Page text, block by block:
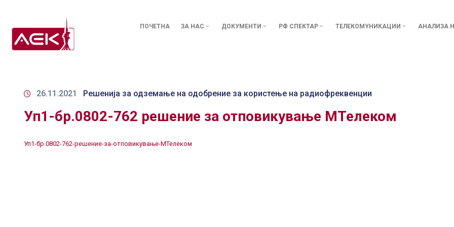
ПОЧЕТНА ЗА НАС ДОКУМЕНТИ РФ СПЕКТАР ТЕЛЕКОМУНИКАЦИИ АНАЛИЗА
26.11.2021 Решенија за одземање на одобрение за користење на радиофреквенции
Уп1-бр.0802-762 решение за отповикување МТелеком
Уп1-бр.0802-762-решение-за-отповикување-МТелеком